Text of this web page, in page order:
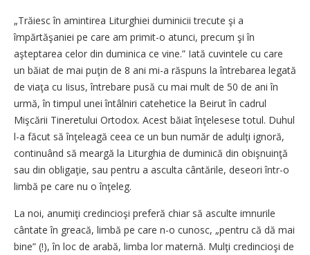
„Trăiesc în amintirea Liturghiei duminicii trecute şi a
împărtăşaniei pe care am primit-o atunci, pre­cum şi în
aşteptarea celor din duminica ce vine.” Iată cuvintele cu care
un băiat de mai puţin de 8 ani mi-a răspuns la întrebarea legată
de viaţa cu Iisus, întrebare pusă cu mai mult de 50 de ani în
urmă, în timpul unei întâlniri catehetice la Beirut în cadrul
Mişcării Tineretului Ortodox. Acest băiat înţelesese totul. Duhul
l-a făcut să înţeleagă ceea ce un bun număr de adulţi ignoră,
continuând să meargă la Liturghia de duminică din obişnuinţă
sau din obligaţie, sau pentru a asculta cântările, deseori într-o
limbă pe care nu o înţeleg.
La noi, anumiţi credincioşi preferă chiar să asculte imnurile
cântate în greacă, limbă pe care n-o cunosc, „pentru că dă mai
bine” (!), în loc de arabă, limba lor maternă. Mulţi credincioşi de